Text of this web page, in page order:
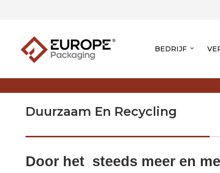
BEDRIJF
Duurzaam En Recycling
Door het steeds meer en